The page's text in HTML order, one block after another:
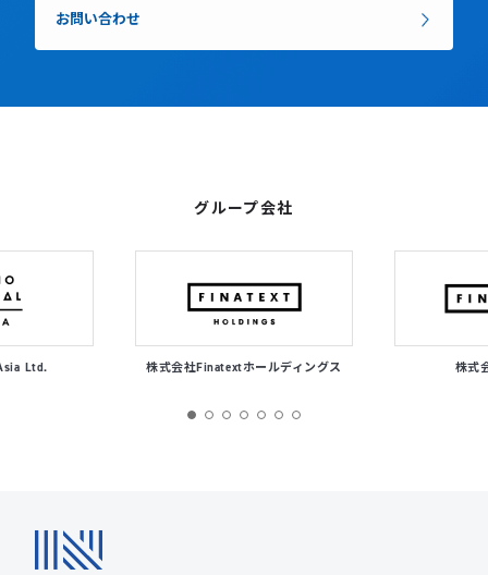
お問い合わせ
グループ会社
Ltd. 株式会社Finatextホールディングス 株式